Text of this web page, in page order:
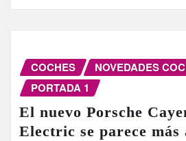
COCHES
NOVEDADES
PORTADA 1
El nuevo Porsche
Electric se parece más